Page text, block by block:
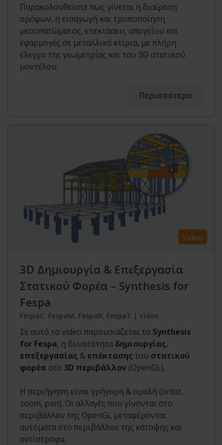
Παρακολουθείστε πως γίνεται η διαίρεση
ορόφων, η εισαγωγή και τροποποίηση
μεσοπατώματος, επεκτάσεις υπογείου και
εφαρμογές σε μεταλλικά κτίρια, με πλήρη
έλεγχο της γεωμετρίας και του 3D στατικού
μοντέλου.
Περισσότερα
Video
3D Δημιουργία & Επεξεργασία
Στατικού Φορέα – Synthesis for
Fespa
FespaC, FespaM, FespaR, FespaT | Video
Σε αυτό το video παρουσιάζεται το Synthesis
for Fespa, η δυνατότητα δημιουργίας,
επεξεργασίας & επέκτασης του στατικού
φορέα στο 3D περιβάλλον (OpenGL).
Η περιήγηση είναι γρήγορη & ομαλή (orbiz,
zoom, pan). Οι αλλαγές που γίνονται στο
περιβάλλον της OpenGL μεταφέρονται
αυτόματα στο περιβάλλον της κάτοψης και
αντίστροφα.